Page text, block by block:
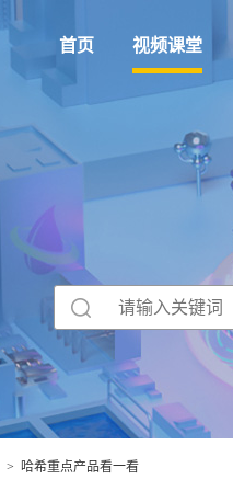
首页 视频课堂
哈希重点产品看一看